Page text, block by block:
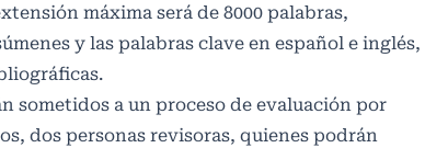
máxima será de 8000 palabras,
y las palabras clave en español e inglés,
sometidos a un proceso de evaluación por
dos personas revisoras, quienes podrán